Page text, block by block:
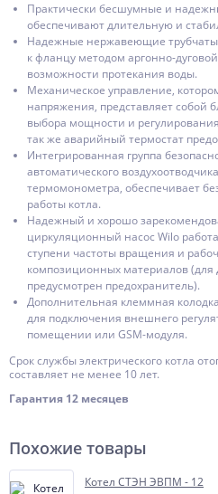
Практически бесшумные и
обеспечивают длительную и
Надежные нержавеющие
к фланцу методом аргонно-
возможности протекания воды.
Механическое управление,
напряжения, представляет собой
выбора мощности и
так же аварийный термостат
Интегрированная группа
автоматического
термомонометра, обеспечивает
работы котла.
Надежный и хорошо
циркуляционный насос Wilo
ступени частоты вращения и
композиционных материалов
предусмотрен предохранитель).
Дополнительная клеммная
для подключения внешнего
помещении или GSM-модуля.
Срок службы электрического котла
составляет не менее 10 лет.
Гарантия 12 месяцев
Похожие товары
Котел СТЭН ЭВПМ - 12